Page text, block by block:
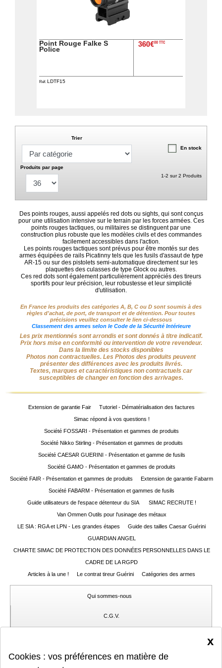
Accueil
Points
de
Garantie
Fair
Contacts
Mon
compte
accueil
Consulter
mes
listes de
Consulter
mon
panier
Acheter
nouveau
Modifiez
paramètres
Commandes
documents
Téléchargement
après
Nous
contacter
Point Rouge Falke S
Police
360€00 TTC
Réf. LDTF15
Trier
En stock
Produits par page
1-2 sur 2 Produits
Des points rouges, aussi appelés red dots ou sights, qui sont conçus
pour une utilisation intensive sur le terrain par les forces armées. Ces
points rouges tactiques, ou militaires se distinguent par une
construction plus robuste que les modèles civils et des commandes
facilement accessibles dans l'action.
Les points rouges tactiques sont prévus pour être montés sur des
armes équipées de rails Picatinny tels que les fusils d'assaut de type
AR-15 ou sur des pistolets semi-automatique directement sur les
plaquettes des culasses de type Glock ou autres.
Ces red dots sont également particulièrement appréciés des tireurs
sportifs pour leur précision, leur robustesse et leur simplicité
d'utilisation.
En France les produits des catégories A, B, C ou D sont soumis à des
règles d'achat, de port, de transport et de détention. Pour toutes
précisions veuillez consulter le lien ci-dessous
Classement des armes selon le Code de la Sécurité Intérieure
Les prix mentionnés sont arrondis et sont donnés à titre indicatif.
Prix hors mise en conformité ou intervention de votre revendeur.
Dans la limite des stocks disponibles
Photos non contractuelles. Les Photos des produits peuvent
présenter des différences avec les produits livrés.
Textes, marques et caractéristiques non contractuels car
susceptibles de changer en fonction des arrivages.
Extension de garantie Fair
Tutoriel - Dématérialisation des factures
Simac répond à vos questions !
Société FOSSARI - Présentation et gammes de produits
Société Nikko Stirling - Présentation et gammes de produits
Société CAESAR GUERINI - Présentation et gamme de fusils
Société GAMO - Présentation et gammes de produits
Société FAIR - Présentation et gammes de produits
Extension de garantie Fabarm
Société FABARM - Présentation et gammes de fusils
Guide utilisateurs de l'espace détenteur du SIA
SIMAC RECRUTE !
Van Ommen Outils pour l'usinage des métaux
LE SIA : RGA et LPN - Les grandes étapes
Guide des tailles Caesar Guérini
GUARDIAN ANGEL
CHARTE SIMAC DE PROTECTION DES DONNÉES PERSONNELLES DANS LE
CADRE DE LA RGPD
Articles à la une !
Le contrat tireur Guérini Catégories des armes
Qui sommes-nous
C.G.V.
Protection des données privées
Cookies : vos préférences en matière de
x